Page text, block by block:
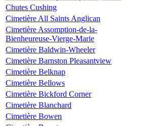
Chutes Cushing
Cimetière All Saints Anglican
Cimetière Assomption-de-la-
Bienheureuse-Vierge-Marie
Cimetière Baldwin-Wheeler
Cimetière Barnston Pleasantview
Cimetière Belknap
Cimetière Bellows
Cimetière Bickford Corner
Cimetière Blanchard
Cimetière Bowen